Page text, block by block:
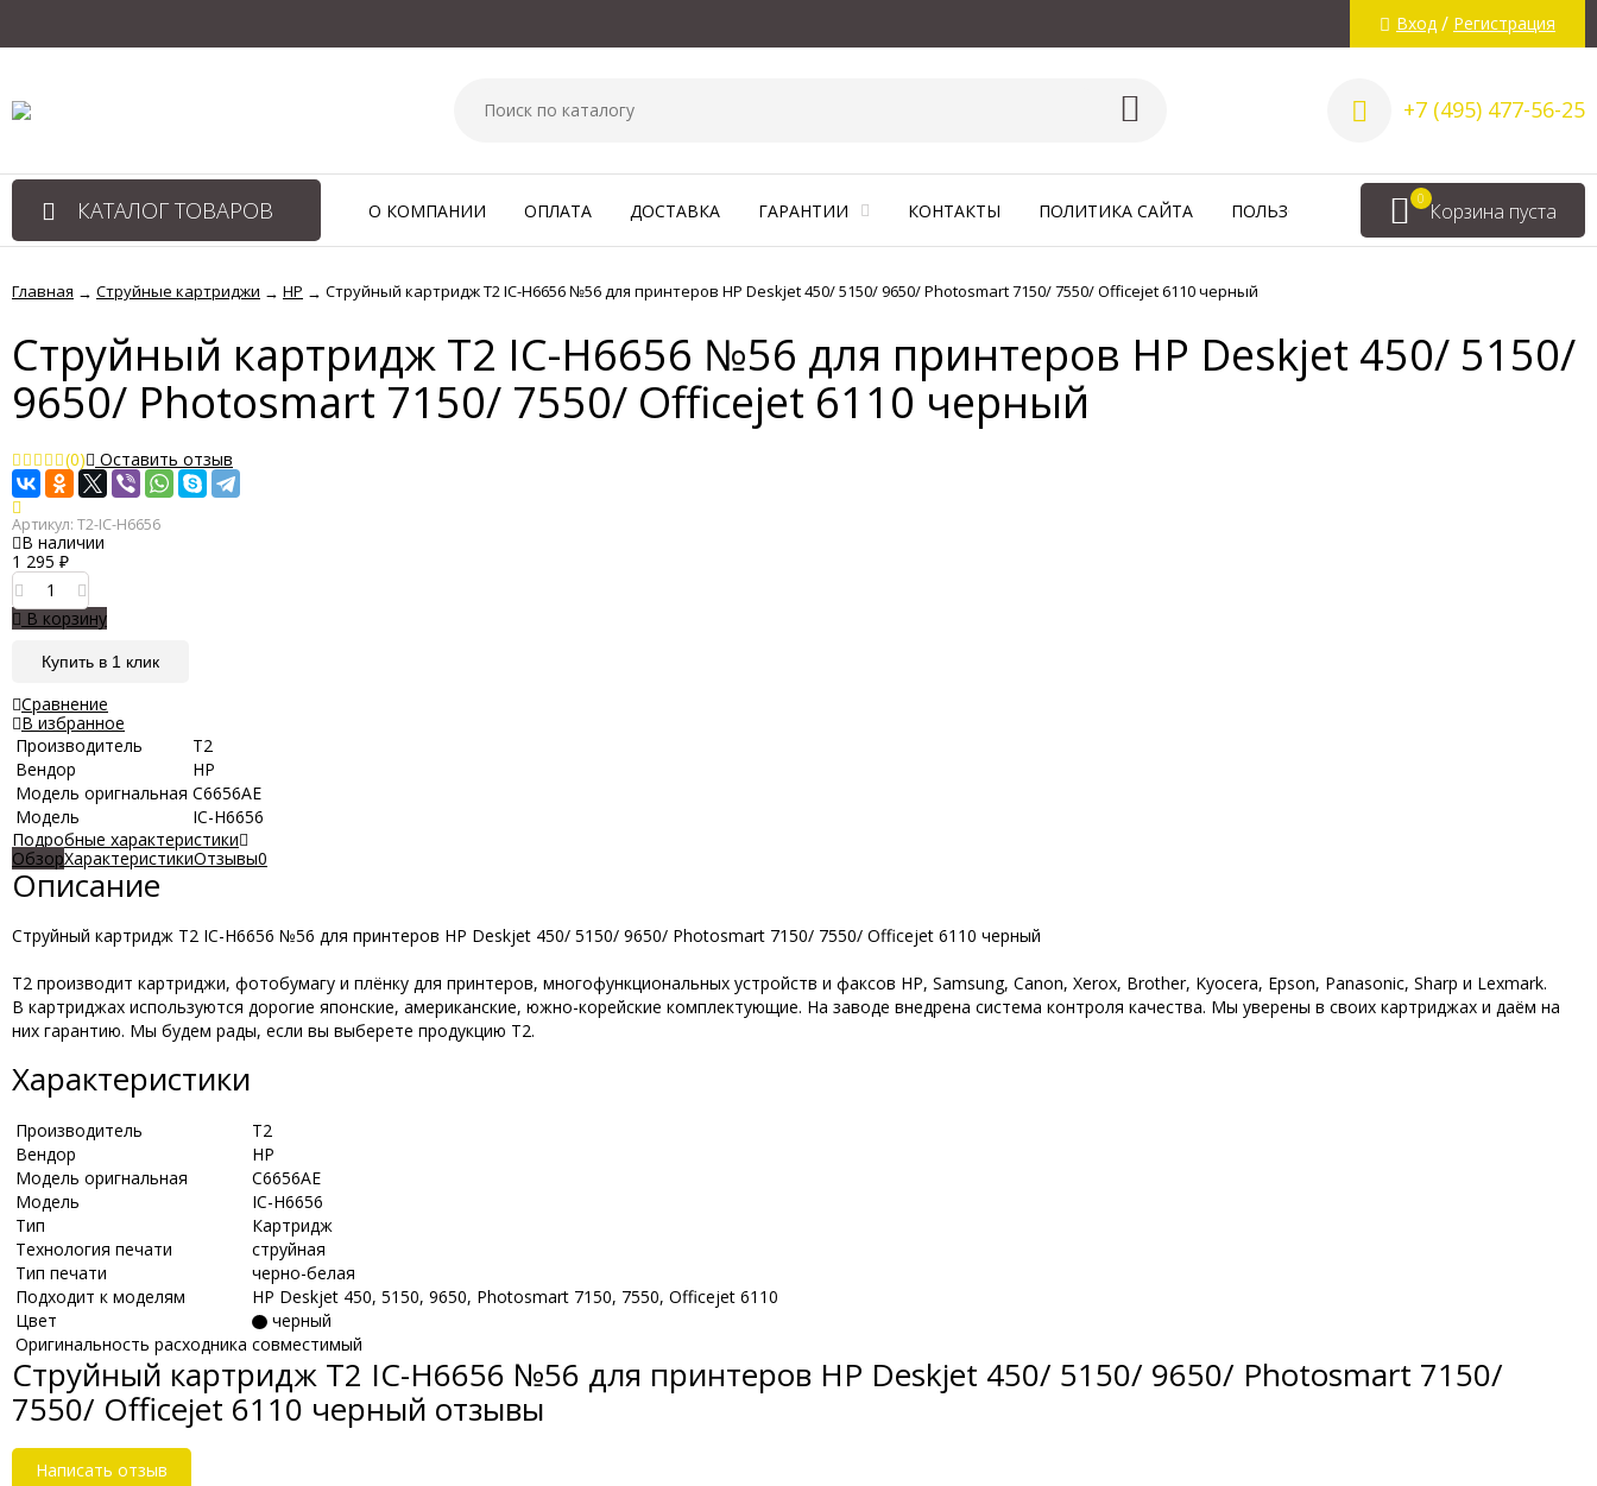
Вход / Регистрация
+7 (495) 477-56-25
КАТАЛОГ ТОВАРОВ Корзина пуста
0
О КОМПАНИИ ОПЛАТА ДОСТАВКА ГАРАНТИИ КОНТАКТЫ ПОЛИТИКА САЙТА ПОЛЬЗОВАТЕЛЬСКОЕ СОГЛАШЕНИЕ
Главная → Струйные картриджи → HP → Струйный картридж T2 IC-H6656 №56 для принтеров HP Deskjet 450/ 5150/ 9650/ Photosmart 7150/ 7550/ Officejet 6110 черный
Струйный картридж T2 IC-H6656 №56 для принтеров HP Deskjet 450/ 5150/
9650/ Photosmart 7150/ 7550/ Officejet 6110 черный
(0) Оставить отзыв
Артикул: T2-IC-H6656
В наличии
1 295 ₽
В корзину
Купить в 1 клик
Сравнение
В избранное
Производитель
Т2
Вендор
HP
Модель оригнальная C6656AE
Модель
IC-H6656
Подробные характеристики
ОбзорХарактеристикиОтзывы0
Описание
Струйный картридж T2 IC-H6656 №56 для принтеров HP Deskjet 450/ 5150/ 9650/ Photosmart 7150/ 7550/ Officejet 6110 черный
T2 производит картриджи, фотобумагу и плёнку для принтеров, многофункциональных устройств и факсов HP, Samsung, Canon, Xerox, Brother, Kyocera, Epson, Panasonic, Sharp и Lexmark.
В картриджах используются дорогие японские, американские, южно-корейские комплектующие. На заводе внедрена система контроля качества. Мы уверены в своих картриджах и даём на
них гарантию. Мы будем рады, если вы выберете продукцию Т2.
Характеристики
Производитель
Т2
Вендор
HP
Модель оригнальная
C6656AE
Модель
IC-H6656
Тип
Картридж
Технология печати
струйная
Тип печати
черно-белая
Подходит к моделям
HP Deskjet 450, 5150, 9650, Photosmart 7150, 7550, Officejet 6110
Цвет
черный
Оригинальность расходника совместимый
Струйный картридж T2 IC-H6656 №56 для принтеров HP Deskjet 450/ 5150/ 9650/ Photosmart 7150/
7550/ Officejet 6110 черный отзывы
Написать отзыв